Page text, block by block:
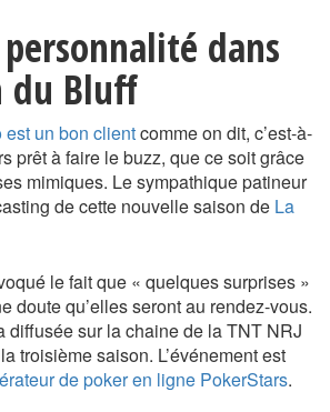
dans
du Bluff
un bon clientcomme on dit, c’est-à-
prêt à faire le buzz, que ce soit grâce
mimiques. Le sympathique patineur
de cette nouvelle saison de La
le fait que « quelques surprises »
doute qu’elles seront au rendez-vous.
diffusée sur la chaine de la TNT NRJ
troisième saison. L’événement est
de poker en ligne PokerStars.